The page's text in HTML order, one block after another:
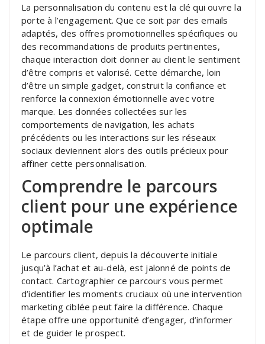
La personnalisation du contenu est la clé qui ouvre la
porte à l’engagement. Que ce soit par des emails
adaptés, des offres promotionnelles spécifiques ou
des recommandations de produits pertinentes,
chaque interaction doit donner au client le sentiment
d’être compris et valorisé. Cette démarche, loin
d’être un simple gadget, construit la confiance et
renforce la connexion émotionnelle avec votre
marque. Les données collectées sur les
comportements de navigation, les achats
précédents ou les interactions sur les réseaux
sociaux deviennent alors des outils précieux pour
affiner cette personnalisation.
Comprendre le parcours
client pour une expérience
optimale
Le parcours client, depuis la découverte initiale
jusqu’à l’achat et au-delà, est jalonné de points de
contact. Cartographier ce parcours vous permet
d’identifier les moments cruciaux où une intervention
marketing ciblée peut faire la différence. Chaque
étape offre une opportunité d’engager, d’informer
et de guider le prospect.